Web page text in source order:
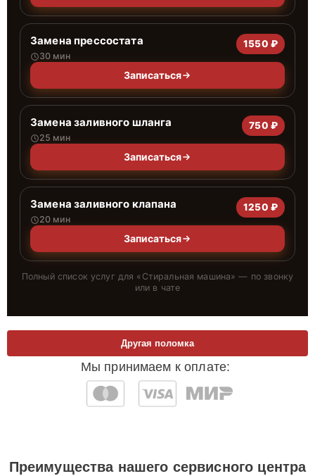
Замена прессостата
30 мин
1550 ₽
Записаться
Замена заливного шланга
25 мин
750 ₽
Записаться
Замена заливного клапана
20 мин
1250 ₽
Записаться
Полный список услуг для « Стиральная машина» — по звонку
или в чате
Мы принимаем к оплате:
Другая поломка
Преимущества нашего сервисного центра